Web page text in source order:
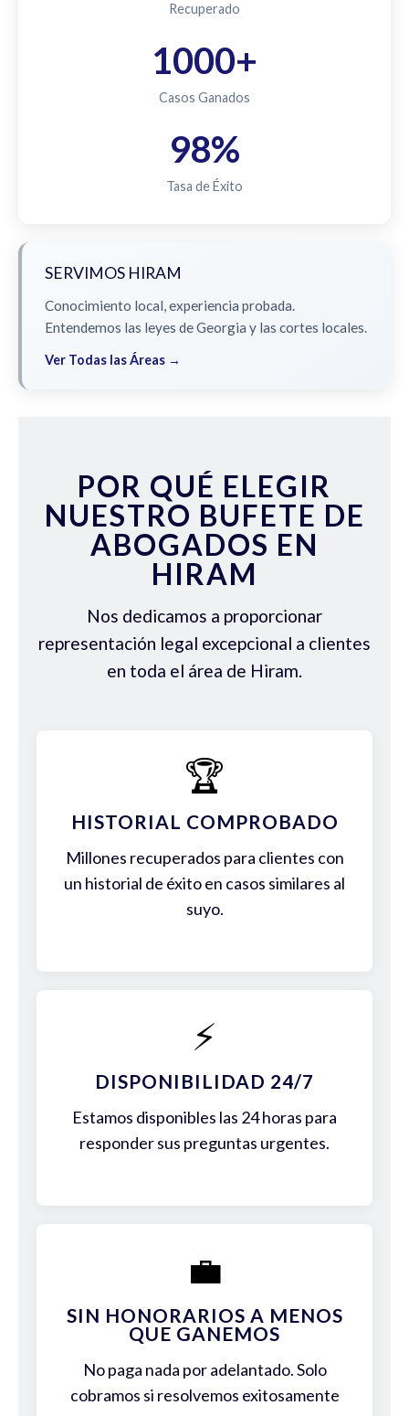
Recuperado
1000+
Casos Ganados
98%
Tasa de Éxito
SERVIMOS HIRAM
Conocimiento local, experiencia probada.
Entendemos las leyes de Georgia y las cortes locales.
Ver Todas las Áreas →
POR QUÉ ELEGIR
NUESTRO BUFETE DE
ABOGADOS EN
HIRAM
Nos dedicamos a proporcionar
representación legal excepcional a clientes
en toda el área de Hiram.
🏆
HISTORIAL COMPROBADO
Millones recuperados para clientes con
un historial de éxito en casos similares al
suyo.
⚡
DISPONIBILIDAD 24/7
Estamos disponibles las 24 horas para
responder sus preguntas urgentes.
💼
SIN HONORARIOS A MENOS
QUE GANEMOS
No paga nada por adelantado. Solo
cobramos si resolvemos exitosamente